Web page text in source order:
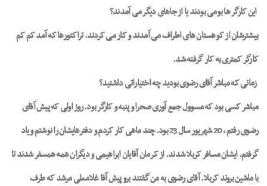
این کارگر ها بومی بودند یا از جاهای دیگر می آمدند؟
بیشترشان از کوهستان های اطراف می آمدند و کار می کردند. تراکتورها که آمد کم کم
کارگر کمتری به کار گرفته شد.
زمانی که مباشر آقای رضوی بودید چه اختیاراتی داشتید؟
مباشر کسی بود که مسوول جمع آوری صحرا و پنبه و کارگر بود. روز اولی که پیش آقای
رضوی رفتم ، 20 شهریور سال 23 بود. چند ماهی کار کردم و دفترهایشان را نوشتم و یاد
گرفتم. ایشان مسافر کربلا شدند. از کرمان آقایان ابراهیمی و دیگران همه همسفر شدند تا
با ماشین بروند کربلا. آقای رضوی به من گفتند برو پیش آقا غلامعلی مرشد که طرف